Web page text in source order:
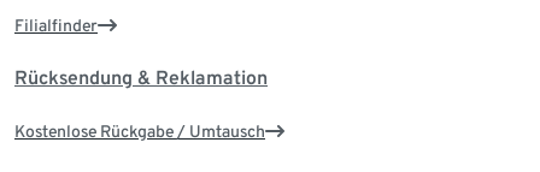
Filialfinder
Rücksendung & Reklamation
Kostenlose Rückgabe / Umtausch